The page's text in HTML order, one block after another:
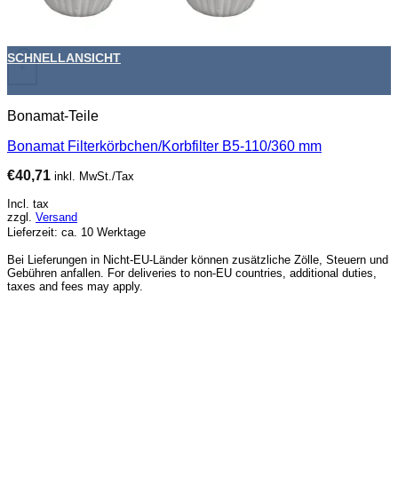
+
SCHNELLANSICHT
Bonamat-Teile
Bonamat Filterkörbchen/Korbfilter B5-110/360 mm
€40,71 inkl. MwSt./Tax
Incl. tax
zzgl. Versand
Lieferzeit: ca. 10 Werktage
Bei Lieferungen in Nicht-EU-Länder können zusätzliche Zölle, Steuern und
Gebühren anfallen. For deliveries to non-EU countries, additional duties,
taxes and fees may apply.